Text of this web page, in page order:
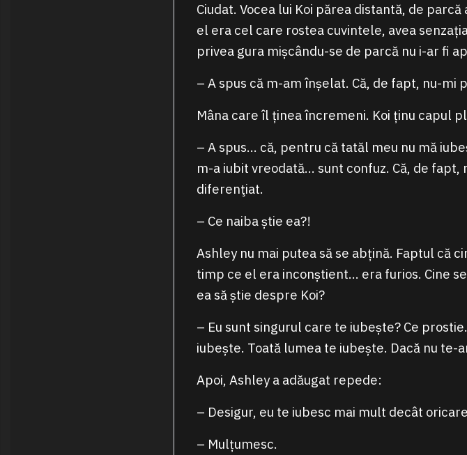
Ciudat. Vocea lui Koi părea distantă, de
el era cel care rostea cuvintele, avea
privea gura mișcându-se de parcă nu i-ar fi
– A spus că m-am înșelat. Că, de fapt, nu-mi
Mâna care îl ținea încremeni. Koi ținu capul
– A spus… că, pentru că tatăl meu nu mă
m-a iubit vreodată… sunt confuz. Că, de
diferenţiat.
– Ce naiba știe ea?!
Ashley nu mai putea să se abțină. Faptul că
timp ce el era inconștient… era furios. Cine
ea să știe despre Koi?
– Eu sunt singurul care te iubește? Ce
iubește. Toată lumea te iubește. Dacă nu
Apoi, Ashley a adăugat repede:
– Desigur, eu te iubesc mai mult decât
– Mulțumesc.